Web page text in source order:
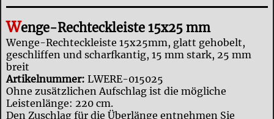
Wenge-Rechteckleiste 15x25 mm
Wenge-Rechteckleiste 15x25mm, glatt gehobelt,
geschliffen und scharfkantig, 15 mm stark, 25 mm
breit
Artikelnummer: LWERE-015025
Ohne zusätzlichen Aufschlag ist die mögliche
Leistenlänge: 220 cm.
Den Zuschlag für die Überlänge entnehmen Sie